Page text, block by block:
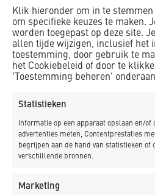
Klik hieronder om in te
om specifieke keuzes te maken.
worden toegepast op deze site.
allen tijde wijzigen, inclusief het
toestemming, door gebruik te
het Cookiebeleid of door te
'Toestemming beheren'
Statistieken
Informatie op een apparaat opslaan en/of
advertenties meten, Contentprestaties
begrijpen aan de hand van statistieken of
verschillende bronnen.
Marketing
Kernwaarden
Onze kernwaarden zijn ons
vormen onze identiteit en het
werken. Ze zijn het DNA van
verwoorden niet wat we doen,
vrijblijvend, ze zijn het hart van de